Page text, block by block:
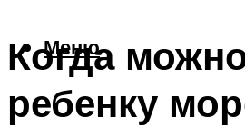
Меню
Когда
ребенку